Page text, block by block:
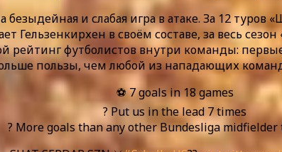
и слабая игра в атаке. За 12
Гельзенкирхен в своём составе, за весь
рейтинг футболистов внутри команды:
пользы, чем любой из нападающих
⚽ 7 goals in 18 games
? Put us in the lead 7 times
? More goals than any other Bundesliga midfielder